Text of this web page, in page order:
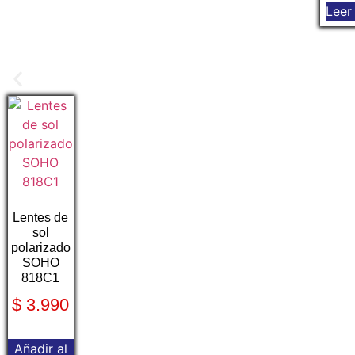
Lentes de
sol
polarizado
SOHO
818C1
$ 3.990
Añadir al